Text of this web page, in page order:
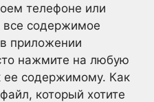
телефоне или
все содержимое
приложении
нажмите на любую
ее содержимому. Как
который хотите